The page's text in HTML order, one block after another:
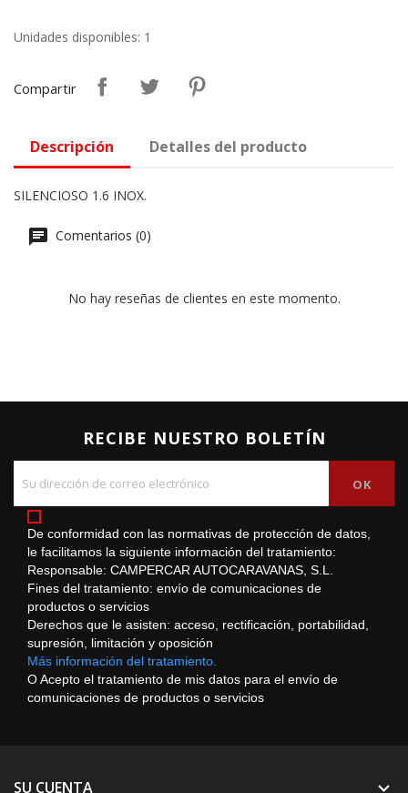
Unidades disponibles: 1
Compartir
Descripción Detalles del producto
SILENCIOSO 1.6 INOX.
Comentarios (0)
No hay reseñas de clientes en este momento.
RECIBE NUESTRO BOLETÍN
De conformidad con las normativas de protección de datos,
le facilitamos la siguiente información del tratamiento:
Responsable: CAMPERCAR AUTOCARAVANAS, S.L.
Fines del tratamiento: envío de comunicaciones de
productos o servicios
Derechos que le asisten: acceso, rectificación, portabilidad,
supresión, limitación y oposición
Más información del tratamiento.
O Acepto el tratamiento de mis datos para el envío de
comunicaciones de productos o servicios
SU CUENTA